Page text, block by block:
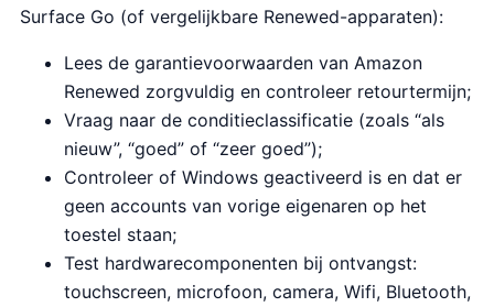
Surface Go (of vergelijkbare Renewed-apparaten):
Lees de garantievoorwaarden van Amazon
Renewed zorgvuldig en controleer retourtermijn;
Vraag naar de conditieclassificatie (zoals “als
nieuw”, “goed” of “zeer goed”);
Controleer of Windows geactiveerd is en dat er
geen accounts van vorige eigenaren op het
toestel staan;
Test hardwarecomponenten bij ontvangst:
touchscreen, microfoon, camera, Wifi, Bluetooth,